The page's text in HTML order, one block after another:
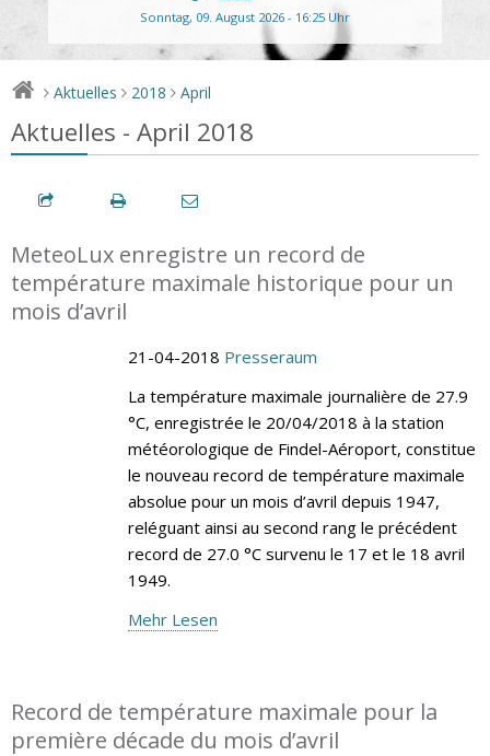
Sonntag, 09. August 2026 - 16:25 Uhr
> Aktuelles > 2018 > April
Aktuelles - April 2018
MeteoLux enregistre un record de
température maximale historique pour un
mois d’avril
21-04-2018 Presseraum
La température maximale journalière de 27.9
°C, enregistrée le 20/04/2018 à la station
météorologique de Findel-Aéroport, constitue
le nouveau record de température maximale
absolue pour un mois d’avril depuis 1947,
reléguant ainsi au second rang le précédent
record de 27.0 °C survenu le 17 et le 18 avril
1949.
Mehr Lesen
Record de température maximale pour la
première décade du mois d’avril